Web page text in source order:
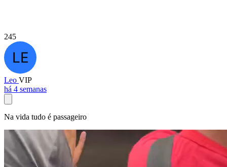
245
Leo VIP
há 4 semanas
Na vida tudo é passageiro